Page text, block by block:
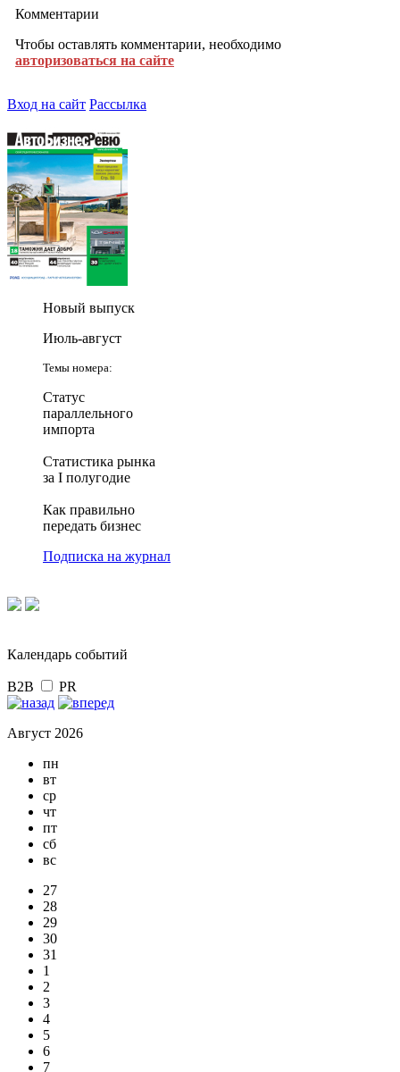
Комментарии
Чтобы оставлять комментарии, необходимо
авторизоваться на сайте
Вход на сайт Рассылка
Новый выпуск
Июль-август
Темы номера:
Статус
параллельного
импорта
Статистика рынка
за I полугодие
Как правильно
передать бизнес
Подписка на журнал
Календарь событий
B2B PR
Август 2026
пн
вт
ср
чт
пт
сб
вс
27
28
29
30
31
1
2
3
4
5
6
7